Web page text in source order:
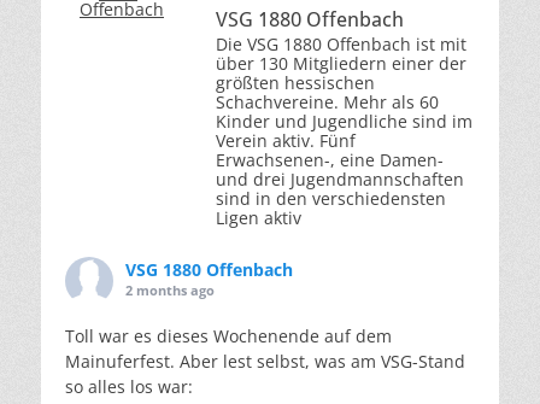
VSG 1880 Offenbach
Die VSG 1880 Offenbach ist mit
über 130 Mitgliedern einer der
größten hessischen
Schachvereine. Mehr als 60
Kinder und Jugendliche sind im
Verein aktiv. Fünf
Erwachsenen-, eine Damen-
und drei Jugendmannschaften
sind in den verschiedensten
Ligen aktiv
VSG 1880 Offenbach
2 months ago
Toll war es dieses Wochenende auf dem
Mainuferfest. Aber lest selbst, was am VSG-Stand
so alles los war: